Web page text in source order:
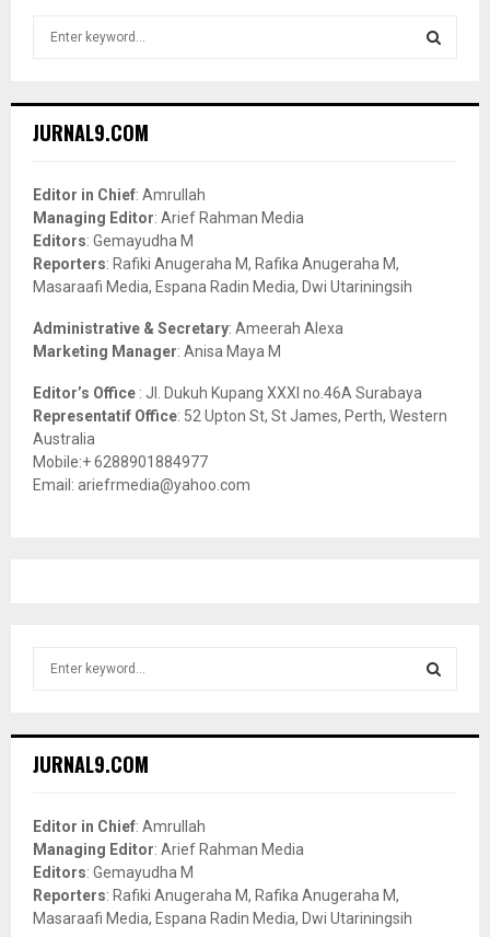
h
o
r
:
JURNAL9.COM
Editor in Chief: Amrullah
Managing Editor: Arief Rahman Media
Editors: Gemayudha M
Reporters: Rafiki Anugeraha M, Rafika Anugeraha M,
Masaraafi Media, Espana Radin Media, Dwi Utariningsih
Administrative & Secretary: Ameerah Alexa
Marketing Manager: Anisa Maya M
Editor’s Office : Jl. Dukuh Kupang XXXI no.46A Surabaya
Representatif Office: 52 Upton St, St James, Perth, Western
Australia
Mobile:+ 6288901884977
Email: ariefrmedia@yahoo.com
h
o
r
:
JURNAL9.COM
Editor in Chief: Amrullah
Managing Editor: Arief Rahman Media
Editors: Gemayudha M
Reporters: Rafiki Anugeraha M, Rafika Anugeraha M,
Masaraafi Media, Espana Radin Media, Dwi Utariningsih